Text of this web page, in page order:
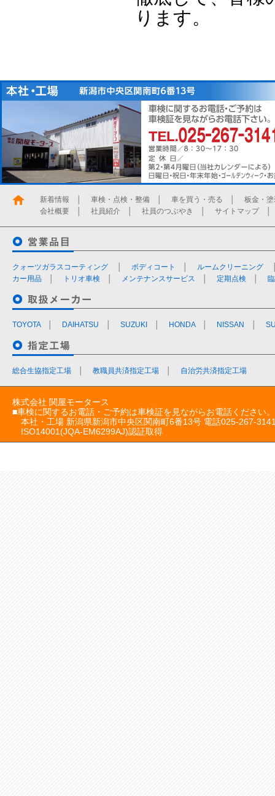
ります。
新着情報 車検・点検・整備 車を買う・売る
板金・
会社概要
社員紹介 社員のつぶやき サイトマップ
クォーツガラスコーティング ボディコート ルームクリーニング
カー用品
トリオ車検 メンテナンスサービス 定期点検
TOYOTA│ DAIHATSU SUZUKI HONDA│ NISSAN
総合生協指定工場 教職員共済指定工場 自治労共済指定工場
株式会社 関屋モータース
■車検に関するお電話・ご予約は車検証を見ながらお電話ください。
本社・工場 新潟県新潟市中央区関南町6番13号 電話025-267-
ISO14001(JQA-EM6299AJ)認証取得